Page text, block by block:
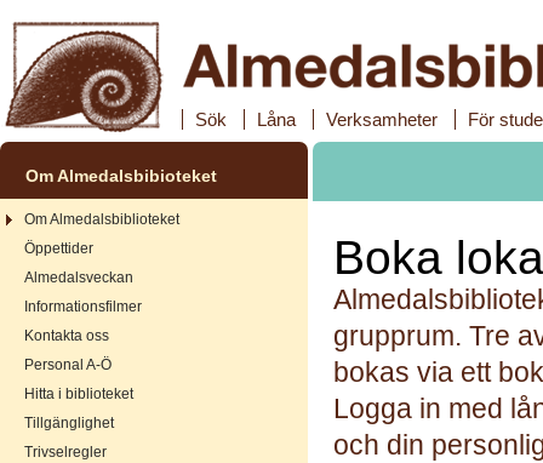
Sök Låna Verksamheter För
Om Almedalsbibioteket
Om Almedalsbiblioteket
Öppettider
Almedalsveckan
Informationsfilmer
Kontakta oss
Personal A-Ö
Hitta i biblioteket
Tillgänglighet
Trivselregler
Boka
grupprum. Tre
bokas via ett
Logga in med
och din